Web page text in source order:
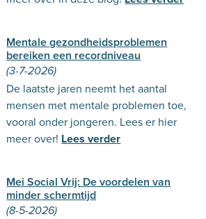
Mentale gezondheidsproblemen
bereiken een recordniveau
(3-7-2026)
De laatste jaren neemt het aantal
mensen met mentale problemen toe,
vooral onder jongeren. Lees er hier
meer over! Lees verder
Mei Social Vrij: De voordelen van
minder schermtijd
(8-5-2026)